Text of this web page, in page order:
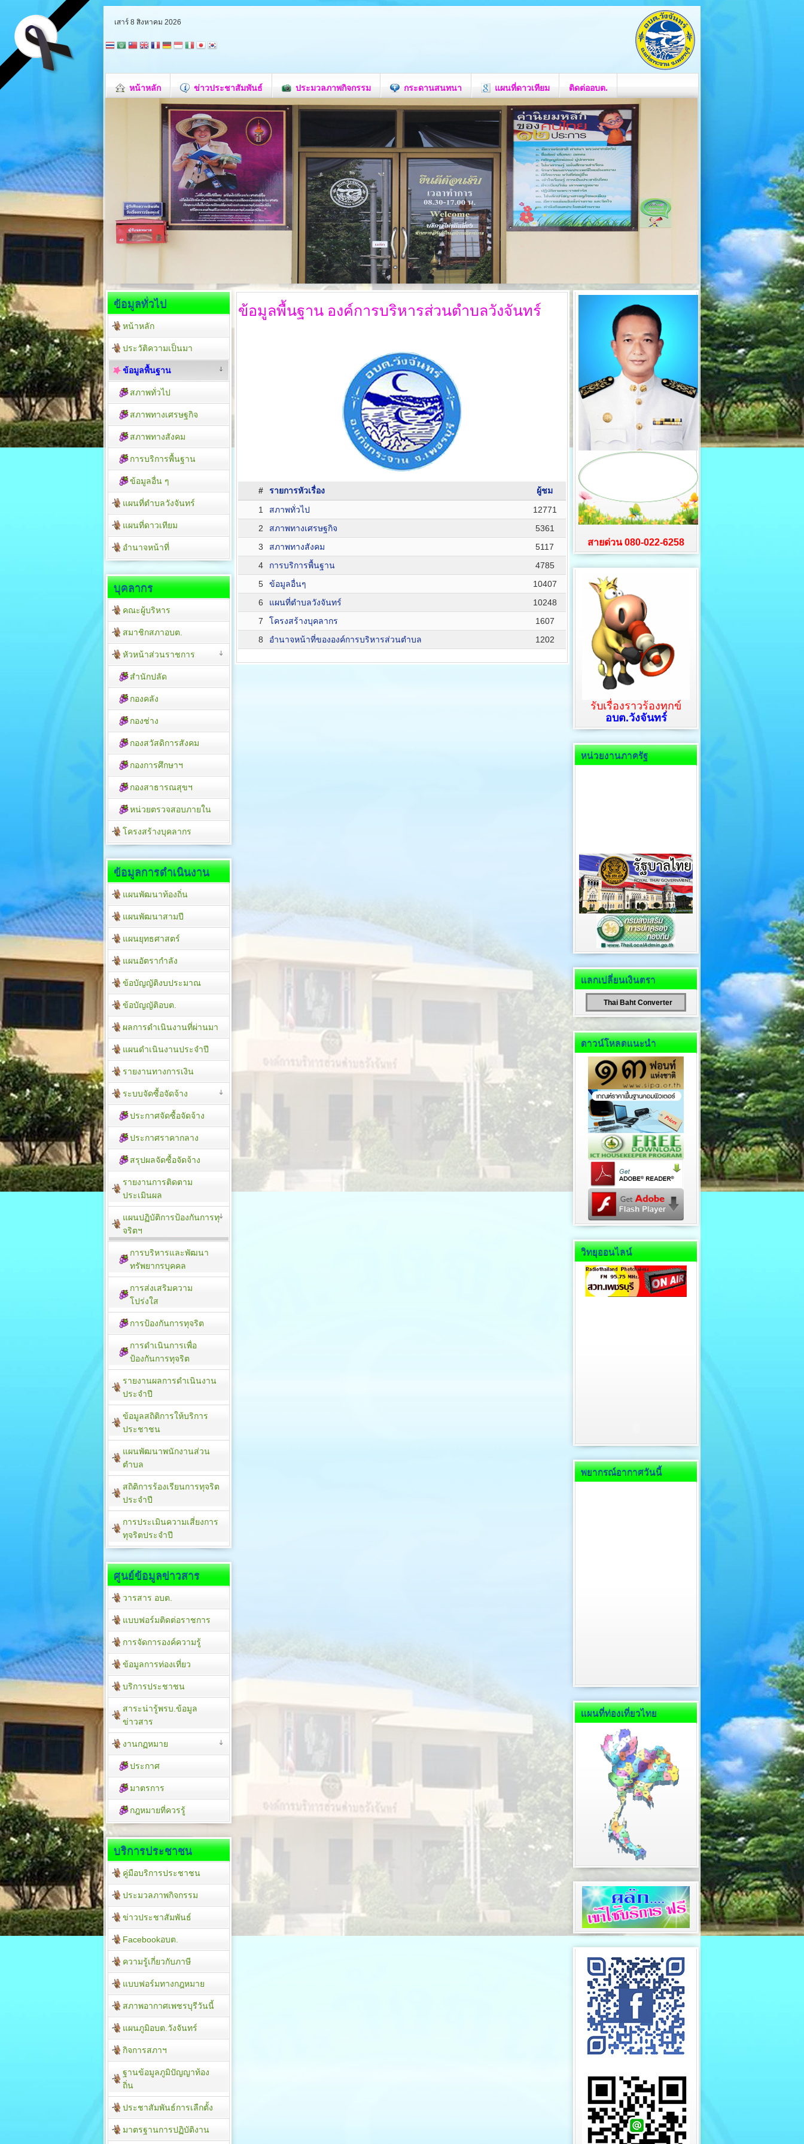
เสาร์ 8 สิงหาคม 2026
หน้าหลัก ข่าวประชาสัมพันธ์ ประมวลภาพกิจกรรม กระดานสนทนา แผนที่ดาวเทียม ติดต่ออบต.
ข้อมูลพื้นฐาน องค์การบริหารส่วนตำบลวังจันทร์
# รายการหัวเรื่อง
ผู้ชม
1
สภาพทั่วไป
12771
2
สภาพทางเศรษฐกิจ
5361
3
สภาพทางสังคม
5117
4
การบริการพื้นฐาน
4785
5
ข้อมูลอื่นๆ
10407
6
แผนที่ตำบลวังจันทร์
10248
7
โครงสร้างบุคลากร
1607
8
อำนาจหน้าที่ขององค์การบริหารส่วนตำบล 1202
ข้อมูลทั่วไป
หน้าหลัก
ประวัติความเป็นมา
ข้อมูลพื้นฐาน
สภาพทั่วไป
สภาพทางเศรษฐกิจ
สภาพทางสังคม
การบริการพื้นฐาน
ข้อมูลอื่น ๆ
แผนที่ตำบลวังจันทร์
แผนที่ดาวเทียม
อำนาจหน้าที่
บุคลากร
คณะผู้บริหาร
สมาชิกสภาอบต.
หัวหน้าส่วนราชการ
สำนักปลัด
กองคลัง
กองช่าง
กองสวัสดิการสังคม
กองการศึกษาฯ
กองสาธารณสุขฯ
หน่วยตรวจสอบภายใน
โครงสร้างบุคลากร
ข้อมูลการดำเนินงาน
แผนพัฒนาท้องถิ่น
แผนพัฒนาสามปี
แผนยุทธศาสตร์
แผนอัตรากำลัง
ข้อบัญญัติงบประมาณ
ข้อบัญญัติอบต.
ผลการดำเนินงานที่ผ่านมา
แผนดำเนินงานประจำปี
รายงานทางการเงิน
ระบบจัดซื้อจัดจ้าง
ประกาศจัดซื้อจัดจ้าง
ประกาศราคากลาง
สรุปผลจัดซื้อจัดจ้าง
รายงานการติดตาม
ประเมิน​ผล
แผนปฏิบัติการป้องกันการทุ
จริตฯ
การบริหารและพัฒนา
ทรัพยากรบุคคล
การส่งเสริมความ
โปร่งใส
การป้องกันการทุจริต
การดำเนินการเพื่อ
ป้องกันการทุจริต
รายงานผลการดำเนินงาน
ประจำปี
ข้อมูลสถิติการให้บริการ
ประชาชน
แผนพัฒนาพนักงานส่วน
ตำบล
สถิติการร้องเรียนการทุจริต
ประจำปี
การประเมินความเสี่ยงการ
ทุจริตประจำปี
ศูนย์ข้อมูลข่าวสาร
วารสาร อบต.
แบบฟอร์มติดต่อราชการ
การจัดการองค์ความรู้
ข้อมูลการท่องเที่ยว
บริการประชาชน
สาระน่ารู้พรบ.ข้อมูล
ข่าวสาร
งานกฏหมาย
ประกาศ
มาตรการ
กฎหมายที่ควรรู้
บริการประชาชน
คู่มือบริการประชาชน
ประมวลภาพกิจกรรม
ข่าวประชาสัมพันธ์
Facebookอบต.
ความรู้เกี่ยวกับภาษี
แบบฟอร์มทางกฎหมาย
สภาพอากาศเพชรบุรีวันนี้
แผนภูมิอบต.วังจันทร์
กิจการสภาฯ
ฐานข้อมูลภูมิปัญญาท้อง
ถิ่น
ประชาสัมพันธ์การเลืกตั้ง
มาตรฐานการปฏิบัติงาน
สายด่วน 080-022-6258
รับเรื่องราวร้องทุกข์
อบต.วังจันทร์
หน่วยงานภาครัฐ
แลกเปลี่ยนเงินตรา
Thai Baht Converter
ดาวน์โหลดแนะนำ
วิทยุออนไลน์
พยากรณ์อากาศวันนี้
แผนที่ท่องเที่ยวไทย